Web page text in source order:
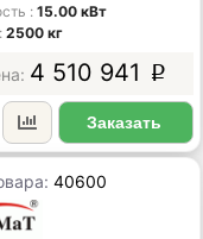
15.00 кВт
2500 кг
4 510 941 p
Заказать
40600